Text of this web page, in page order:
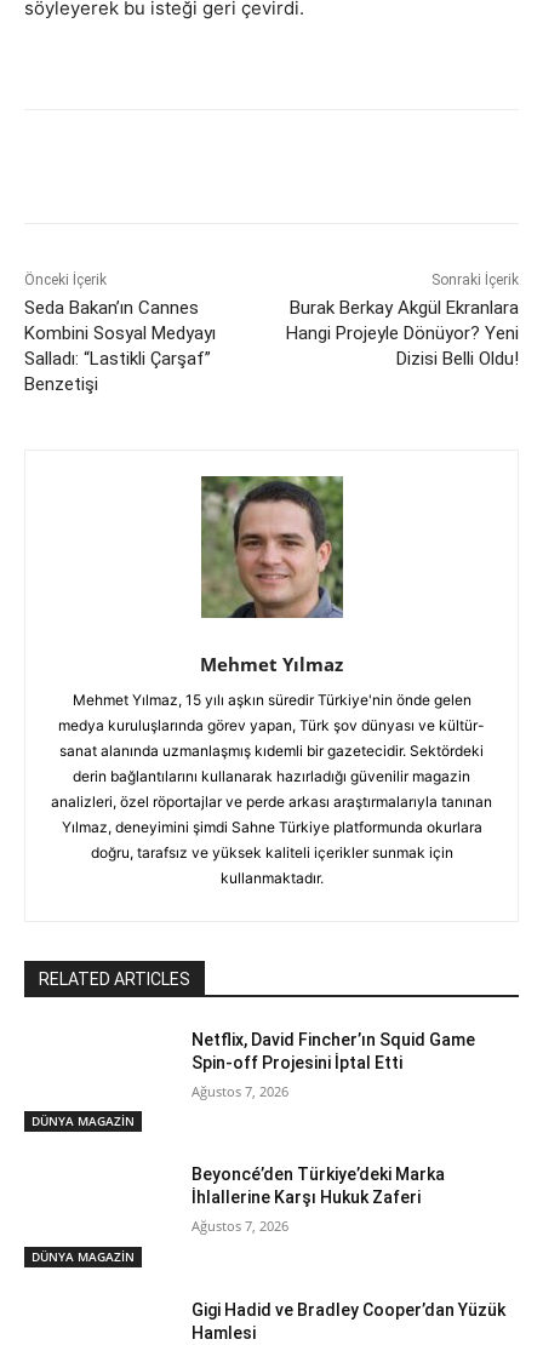
söyleyerek bu isteği geri çevirdi.
Önceki İçerik
Seda Bakan’ın Cannes
Kombini Sosyal Medyayı
Salladı: “Lastikli Çarşaf”
Benzetişi
Sonraki İçerik
Burak Berkay Akgül Ekranlara
Hangi Projeyle Dönüyor? Yeni
Dizisi Belli Oldu!
Mehmet Yılmaz
Mehmet Yılmaz, 15 yılı aşkın süredir Türkiye'nin önde gelen
medya kuruluşlarında görev yapan, Türk şov dünyası ve kültür-
sanat alanında uzmanlaşmış kıdemli bir gazetecidir. Sektördeki
derin bağlantılarını kullanarak hazırladığı güvenilir magazin
analizleri, özel röportajlar ve perde arkası araştırmalarıyla tanınan
Yılmaz, deneyimini şimdi Sahne Türkiye platformunda okurlara
doğru, tarafsız ve yüksek kaliteli içerikler sunmak için
kullanmaktadır.
RELATED ARTICLES
DÜNYA MAGAZİN
Netflix, David Fincher’ın Squid Game
Spin-off Projesini İptal Etti
Ağustos 7, 2026
DÜNYA MAGAZİN
Beyoncé’den Türkiye’deki Marka
İhlallerine Karşı Hukuk Zaferi
Ağustos 7, 2026
Gigi Hadid ve Bradley Cooper’dan Yüzük
Hamlesi